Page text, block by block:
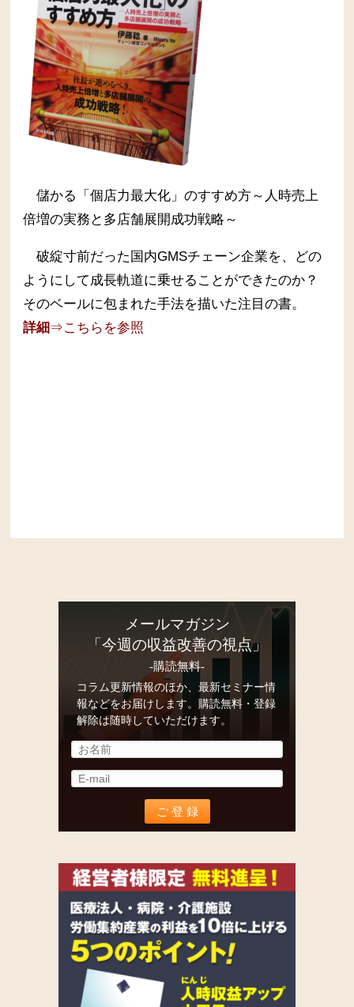
儲かる「個店力最大化」のすすめ方～人時売上
倍増の実務と多店舗展開成功戦略～
破綻寸前だった国内GMSチェーン企業を、どの
ようにして成長軌道に乗せることができたのか？
そのベールに包まれた手法を描いた注目の書。
詳細 ⇒こちらを参照
メールマガジン
「今週の収益改善の視点」
-購読無料-
コラム更新情報のほか、最新セミナー情
報などをお届けします。購読無料・登録
解除は随時していただけます。